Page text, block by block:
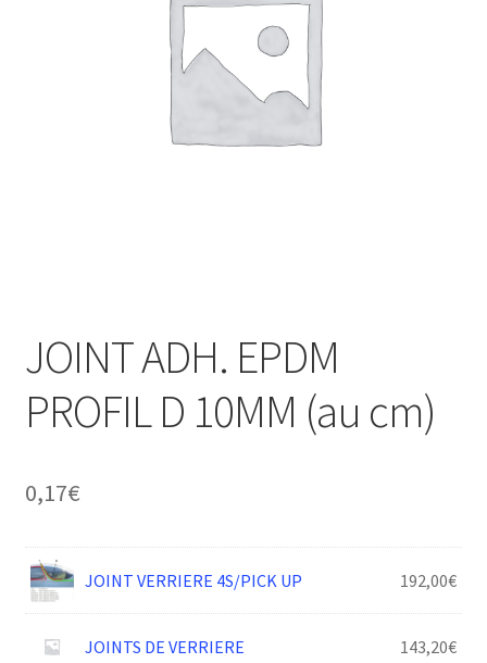
JOINT ADH. EPDM
PROFIL D 10MM (au cm)
0,17€
JOINT VERRIERE 4S/PICK UP 192,00€
JOINTS DE VERRIERE 143,20€